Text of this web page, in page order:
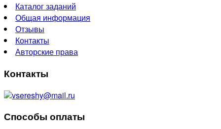
Каталог заданий
Общая информация
Отзывы
Контакты
Авторские права
Контакты
vsereshy@mail.ru
Способы оплаты